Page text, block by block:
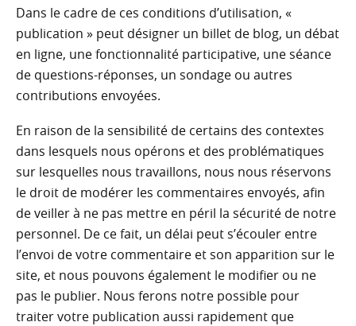
Dans le cadre de ces conditions d’utilisation, «
publication » peut désigner un billet de blog, un débat
en ligne, une fonctionnalité participative, une séance
de questions-réponses, un sondage ou autres
contributions envoyées.
En raison de la sensibilité de certains des contextes
dans lesquels nous opérons et des problématiques
sur lesquelles nous travaillons, nous nous réservons
le droit de modérer les commentaires envoyés, afin
de veiller à ne pas mettre en péril la sécurité de notre
personnel. De ce fait, un délai peut s’écouler entre
l’envoi de votre commentaire et son apparition sur le
site, et nous pouvons également le modifier ou ne
pas le publier. Nous ferons notre possible pour
traiter votre publication aussi rapidement que